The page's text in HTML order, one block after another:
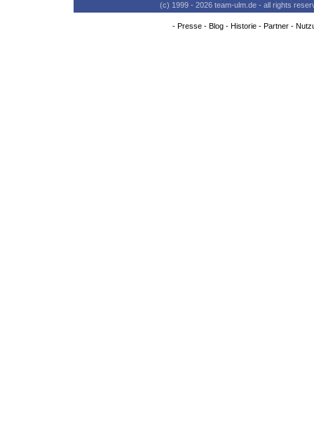
(c) 1999 - 2026 team-ulm.de - all rights
- Presse- Blog- Historie- Partner-